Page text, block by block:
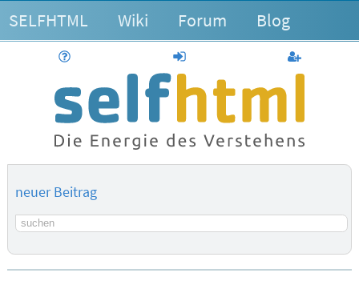
SELFHTML Wiki Forum Blog
anmelden
neuer Beitrag
Suchbegriff